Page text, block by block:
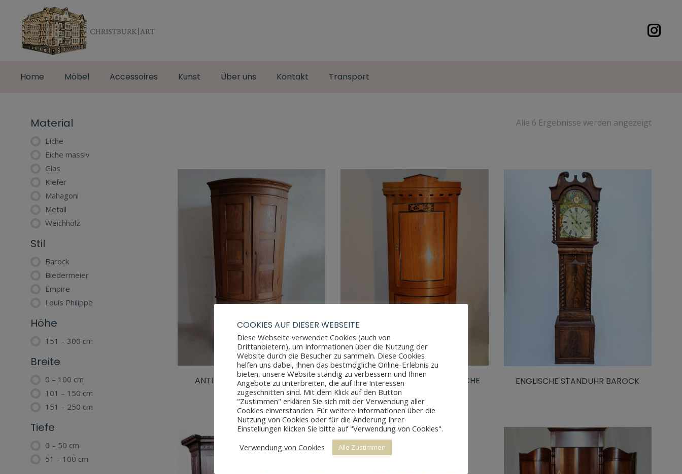
Home Möbel Accessoires Kunst Über uns Kontakt Transport
Alle 6 Ergebnisse werden angezeigt
ANTIKER EICHE ECKSCHRANK BIEDERMEIER ECKSCHRANK EICHE ENGLISCHE STANDUHR BAROCK
Material
Eiche
Eiche massiv
Glas
Kiefer
Mahagoni
Metall
Weichholz
Stil
Barock
Biedermeier
Empire
Louis Philippe
Höhe
151 – 300 cm
Breite
0 – 100 cm
101 – 150 cm
151 – 250 cm
Tiefe
0 – 50 cm
51 – 100 cm
COOKIES AUF DIESER WEBSEITE
Diese Webseite verwendet Cookies (auch von
Drittanbietern), um Informationen über die Nutzung der
Website durch die Besucher zu sammeln. Diese Cookies
helfen uns dabei, Ihnen das bestmögliche Online-Erlebnis zu
bieten, unsere Website ständig zu verbessern und Ihnen
Angebote zu unterbreiten, die auf Ihre Interessen
zugeschnitten sind. Mit dem Klick auf den Button
"Zustimmen" erklären Sie sich mit der Verwendung aller
Cookies einverstanden. Für weitere Informationen über die
Nutzung von Cookies oder für die Änderung Ihrer
Einstellungen klicken Sie bitte auf "Verwendung von Cookies".
Verwendung von Cookies
Alle Zustimmen